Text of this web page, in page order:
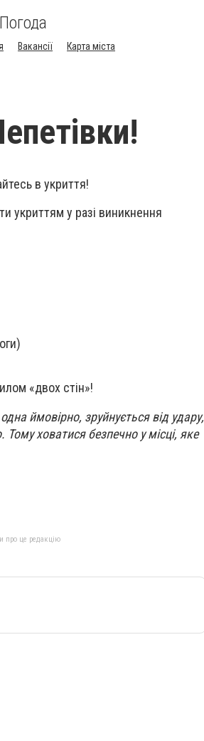
Погода
Вакансії Карта міста
в укриття!
укриттям у разі виникнення
«двох стін»!
ймовірно, зруйнується від удару,
ховатися безпечно у місці, яке
про це редакцію